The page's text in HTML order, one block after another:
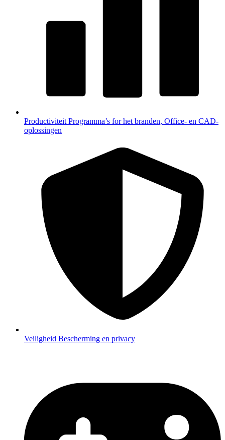
Productiviteit Programma’s for het branden, Office- en CAD-
oplossingen
Veiligheid Bescherming en privacy